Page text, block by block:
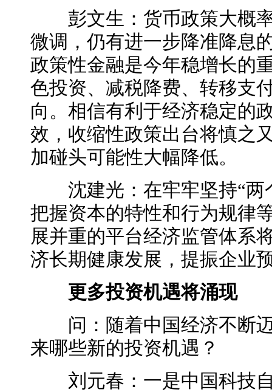
彭文生：货币政策大概率
微调，仍有进一步降准降息
政策性金融是今年稳增长的
色投资、减税降费、转移支
向。相信有利于经济稳定的
效，收缩性政策出台将慎之
加碰头可能性大幅降低。
沈建光：在牢牢坚持“两
把握资本的特性和行为规律
展并重的平台经济监管体系
济长期健康发展，提振企业
更多投资机遇将涌现
问：随着中国经济不断迈
来哪些新的投资机遇？
刘元春：一是中国科技自